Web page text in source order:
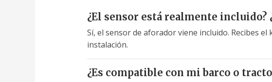
¿El sensor está realmente incluido?
Sí, el sensor de aforador viene incluido. Recibes
instalación.
¿Es compatible con mi barco o